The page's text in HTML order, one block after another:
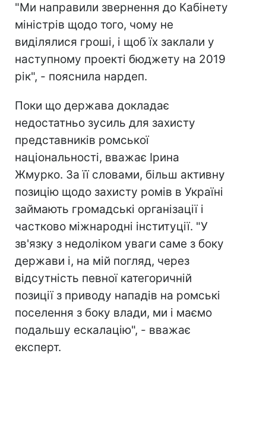
"Ми направили звернення до Кабінету
міністрів щодо того, чому не
виділялися гроші, і щоб їх заклали у
наступному проекті бюджету на 2019
рік", - пояснила нардеп.
Поки що держава докладає
недостатньо зусиль для захисту
представників ромської
національності, вважає Ірина
Жмурко. За її словами, більш активну
позицію щодо захисту ромів в Україні
займають громадські організації і
частково міжнародні інституції. "У
зв'язку з недоліком уваги саме з боку
держави і, на мій погляд, через
відсутність певної категоричній
позиції з приводу нападів на ромські
поселення з боку влади, ми і маємо
подальшу ескалацію", - вважає
експерт.